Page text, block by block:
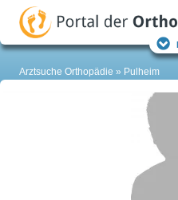
Arztsuche Orthopädie Pulheim